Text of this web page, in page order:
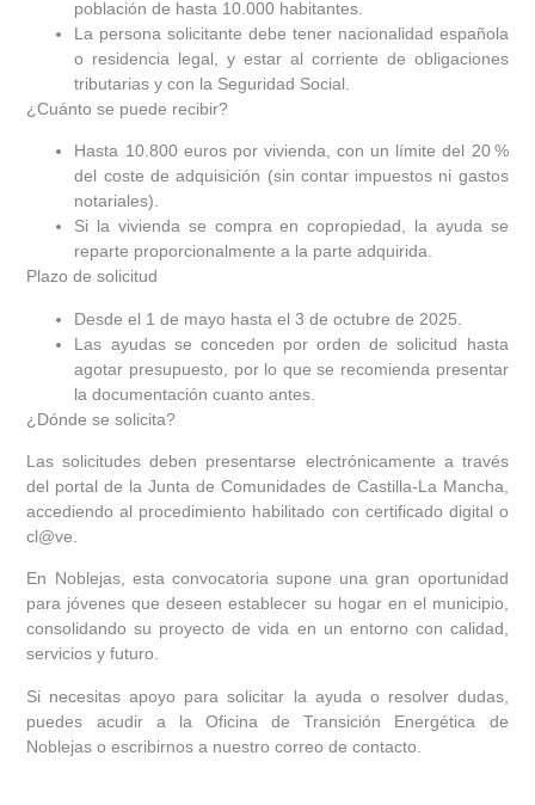
población de hasta 10.000 habitantes
La persona solicitante debe tener nacionalidad española
o residencia legal, y estar al corriente de obligaciones
tributarias y con la Seguridad Social.
¿Cuánto se puede recibir?
Hasta 10.800 euros por vivienda , con un límite del 20 %
del coste de adquisición (sin contar impuestos ni gastos
notariales).
Si la vivienda se compra en copropiedad, la ayuda se
reparte proporcionalmente a la parte adquirida.
Plazo de solicitud
Desde el 1 de mayo hasta el 3 de octubre de 2025
Las ayudas se conceden por orden de solicitud hasta
agotar presupuesto, por lo que se recomienda presentar
la documentación cuanto antes
¿Dónde se solicita?
Las solicitudes deben presentarse electrónicamente a través
del portal de la Junta de Comunidades de Castilla-La Mancha,
accediendo al procedimiento habilitado con certificado digital o
cl@ve.
En Noblejas, esta convocatoria supone una gran oportunidad
para jóvenes que deseen establecer su hogar en el municipio,
consolidando su proyecto de vida en un entorno con calidad,
servicios y futuro.
Si necesitas apoyo para solicitar la ayuda o resolver dudas,
puedes acudir a la Oficina de Transición Energética de
Noblejas o escribirnos a nuestro correo de contacto.